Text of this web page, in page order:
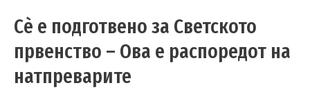
Сè е подготвено за Светското
првенство – Ова е распоредот на
натпреварите